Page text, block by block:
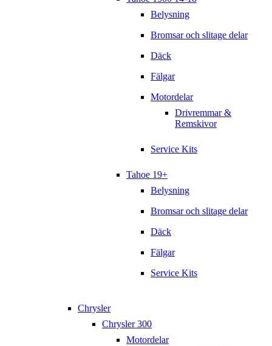
Belysning
Bromsar och slitage delar
Däck
Fälgar
Motordelar
Drivremmar &
Remskivor
Service Kits
Tahoe 19+
Belysning
Bromsar och slitage delar
Däck
Fälgar
Service Kits
Chrysler
Chrysler 300
Motordelar